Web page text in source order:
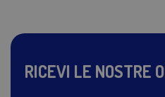
RICEVI LE NOSTRE